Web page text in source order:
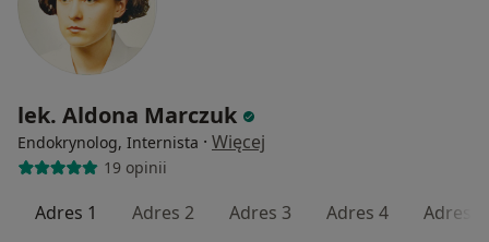
lek. Aldona Marczuk
Endokrynolog, Internista · Więcej
19 opinii
Adres 1 Adres 2 Adres 3 Adres 4 Adres 5